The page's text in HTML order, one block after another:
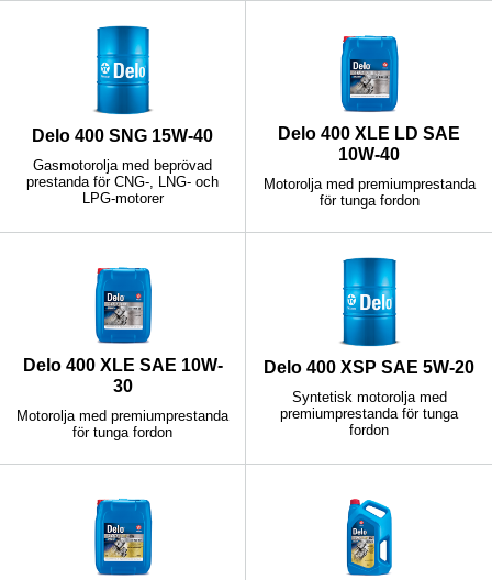
Delo 400 SNG 15W-40
Gasmotorolja med beprövad
prestanda för CNG-, LNG- och
LPG-motorer
Delo 400 XLE LD SAE
10W-40
Motorolja med premiumprestanda
för tunga fordon
Delo 400 XLE SAE 10W-
30
Motorolja med premiumprestanda
för tunga fordon
Delo 400 XSP SAE 5W-20
Syntetisk motorolja med
premiumprestanda för tunga
fordon